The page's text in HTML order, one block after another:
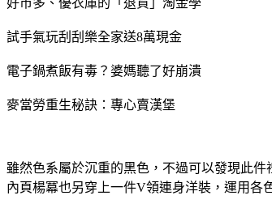
試手氣玩刮刮樂全家送8萬現金
電子鍋煮飯有毒？婆媽聽了好崩潰
麥當勞重生秘訣：專心賣漢堡
雖然色系屬於沉重的黑色，不過可以發現此
內頁楊冪也另穿上一件V領連身洋裝，運用各